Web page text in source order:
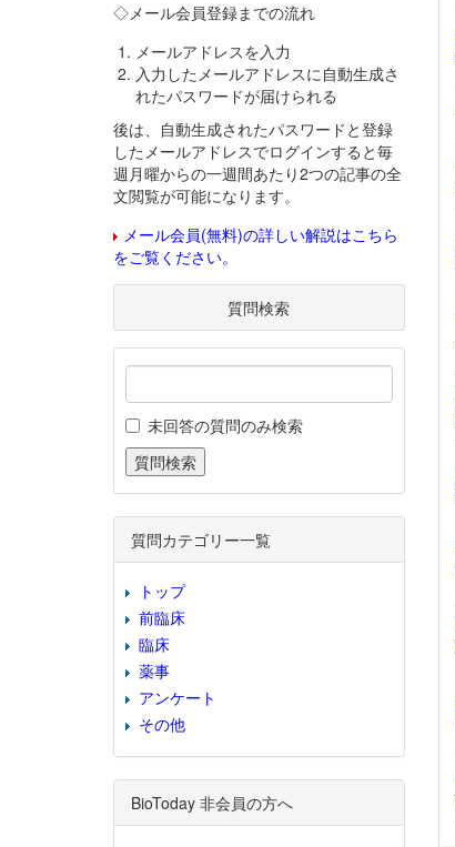
◇メール会員登録までの流れ
メールアドレスを入力
入力したメールアドレスに自動生成さ
れたパスワードが届けられる
後は、自動生成されたパスワードと登録
したメールアドレスでログインすると毎
週月曜からの一週間あたり2つの記事の全
文閲覧が可能になります。
メール会員(無料)の詳しい解説はこちら
をご覧ください。
質問検索
未回答の質問のみ検索
質問カテゴリー一覧
トップ
前臨床
臨床
薬事
アンケート
その他
BioToday 非会員の方へ